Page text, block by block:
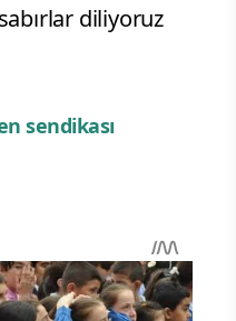
diliyoruz
sendikası